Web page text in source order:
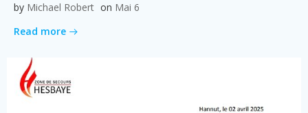
by Michael Robert on Mai 6
Read more